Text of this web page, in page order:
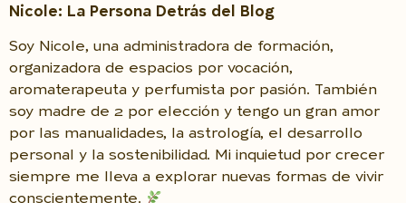
Nicole: La Persona Detrás del Blog
Soy Nicole, una administradora de formación,
organizadora de espacios por vocación,
aromaterapeuta y perfumista por pasión. También
soy madre de 2 por elección y tengo un gran amor
por las manualidades, la astrología, el desarrollo
personal y la sostenibilidad. Mi inquietud por crecer
siempre me lleva a explorar nuevas formas de vivir
conscientemente.